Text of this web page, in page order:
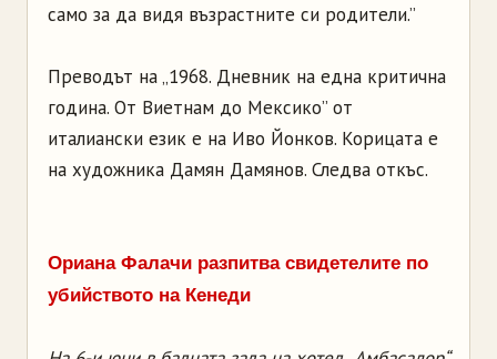
само за да видя възрастните си родители.”
Преводът на „1968. Дневник на една критична
година. От Виетнам до Мексико” от
италиански език е на Иво Йонков. Корицата е
на художника Дамян Дамянов. Следва откъс.
Ориана Фалачи разпитва свидетелите по
убийството на Кенеди